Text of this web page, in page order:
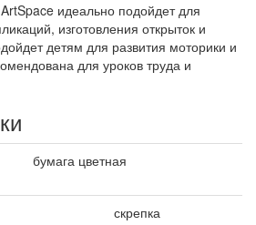
идеально подойдет для
изготовления открыток и
детям для развития моторики и
для уроков труда и
бумага цветная
скрепка